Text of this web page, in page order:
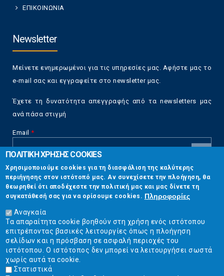
ΕΠΙΚΟΙΝΩΝΙΑ
Newsletter
Μείνετε ενημερωμένοι για τις υπηρεσίες μας. Αφήστε μας το
e-mail σας και εγγραφείτε στο newsletter μας.
Έχετε τη δυνατότητα απεγγραφής από τα newsletters μας
ανά πάσα στιγμή
Email *
CAPTCHA
This
question is
for testing
whether or
not you are a
human visitor
and to
prevent
automated
spam
submissions.
Επικοινωνία
Στουρνάρη 17, Αθήνα 10683
2103304444
info@ekpizo.gr
www.ekpizo.gr
ΠΟΛΙΤΙΚΗ ΧΡΗΣΗΣ COOKIES
Χρησιμοποιούμε cookies για τη διασφάλιση της καλύτερης
περιήγησης στον ιστότοπό μας. Αν συνεχίσετε την πλοήγηση, θα
θεωρηθεί ότι αποδέχεστε την πολιτική μας και μας δίνετε τη
συγκατάθεσή σας για να ορίσουμε cookies. Πληροφορίες
Αναγκαία
Τα απαραίτητα cookie βοηθούν στη χρήση ενός ιστότοπου
επιτρέποντας βασικές λειτουργίες όπως η πλοήγηση
σελίδων και η πρόσβαση σε ασφαλή περιοχές του
ιστότοπου. Ο ιστότοπος δεν μπορεί να λειτουργήσει σωστά
χωρίς αυτά τα cookie.
Στατιστικά